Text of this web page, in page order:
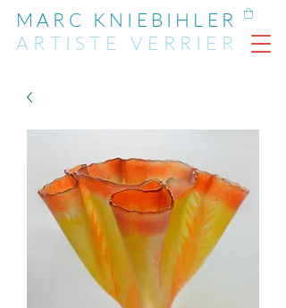
MARC KNIEBIHLER
ARTIST EVERRIER